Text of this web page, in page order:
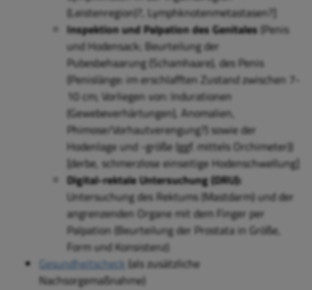
(Leistenregion)?, Lymphknotenmetastasen?]
Inspektion und Palpationdes Genitales(Penis
und Hodensack; Beurteilung der
Pubesbehaarung (Schamhaare), des Penis
(Penislänge: im erschlafften Zustand zwischen 7-
10 cm; Vorliegen von: Indurationen
(Gewebeverhärtungen), Anomalien,
Phimose/Vorhautverengung?) sowie der
Hodenlage und -größe (ggf. mittels Orchimeter))
[derbe, schmerzlose einseitige Hodenschwellung]
Digital-rektale Untersuchung (DRU):
Untersuchung des Rektums (Mastdarm) und der
angrenzenden Organe mit dem Finger per
Palpation (Beurteilung der Prostata in Größe,
Form und Konsistenz)
Gesundheitscheck (als zusätzliche
Nachsorgemaßnahme)